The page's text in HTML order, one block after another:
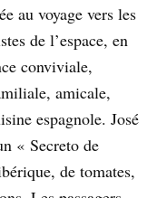
au voyage vers les
de l’espace, en
conviviale,
amicale,
espagnole. José
« Secreto de
de tomates,